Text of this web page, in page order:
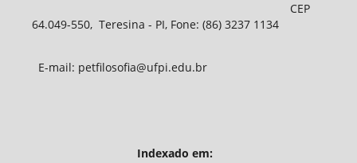
CEP
64.049-550, Teresina - PI, Fone: (86) 3237 1134
E-mail: petfilosofia@ufpi.edu.br
Indexado em: